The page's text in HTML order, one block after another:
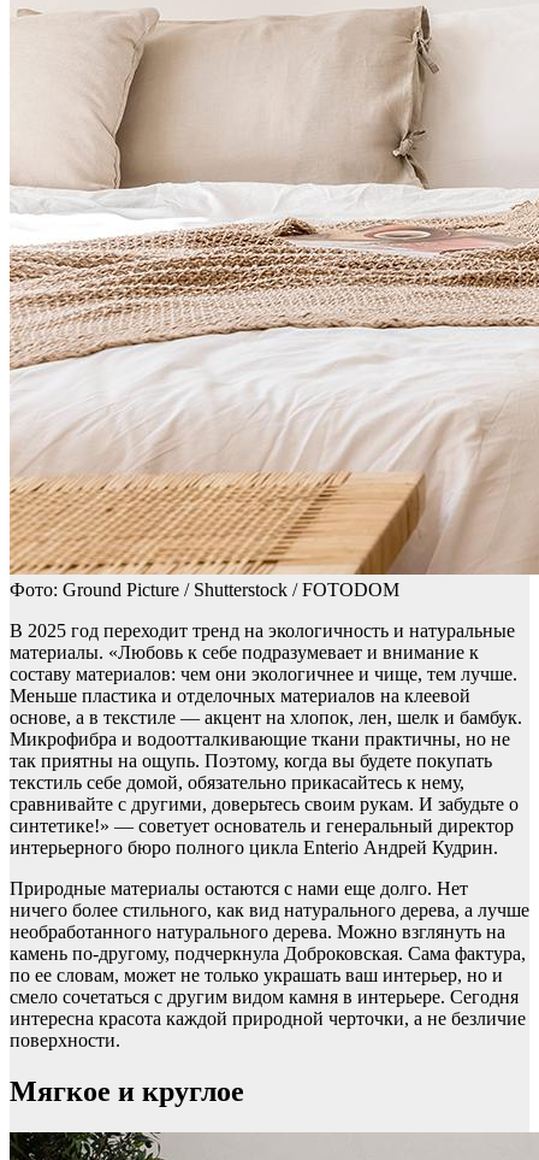
Фото: Ground Picture / Shutterstock / FOTODOM
В 2025 год переходит тренд на экологичность и натуральные
материалы. «Любовь к себе подразумевает и внимание к
составу материалов: чем они экологичнее и чище, тем лучше.
Меньше пластика и отделочных материалов на клеевой
основе, а в текстиле — акцент на хлопок, лен, шелк и бамбук.
Микрофибра и водоотталкивающие ткани практичны, но не
так приятны на ощупь. Поэтому, когда вы будете покупать
текстиль себе домой, обязательно прикасайтесь к нему,
сравнивайте с другими, доверьтесь своим рукам. И забудьте о
синтетике!» — советует основатель и генеральный директор
интерьерного бюро полного цикла Enterio Андрей Кудрин.
Природные материалы остаются с нами еще долго. Нет
ничего более стильного, как вид натурального дерева, а лучше
необработанного натурального дерева. Можно взглянуть на
камень по-другому, подчеркнула Доброковская. Сама фактура,
по ее словам, может не только украшать ваш интерьер, но и
смело сочетаться с другим видом камня в интерьере. Сегодня
интересна красота каждой природной черточки, а не безличие
поверхности.
Мягкое и круглое